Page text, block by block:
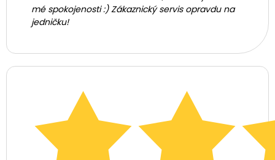
mé spokojenosti :) Zákaznický servis opravdu na
jedničku!